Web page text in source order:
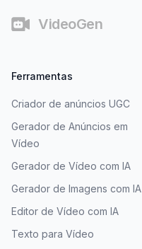
VideoGen
Ferramentas
Criador de anúncios UGC
Gerador de Anúncios em
Vídeo
Gerador de Vídeo com IA
Gerador de Imagens com IA
Editor de Vídeo com IA
Texto para Vídeo